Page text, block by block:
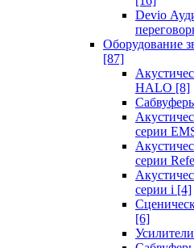
Devio
Оборудование
[87]
HALO [8]
серии
серии
серии i [4]
[6]